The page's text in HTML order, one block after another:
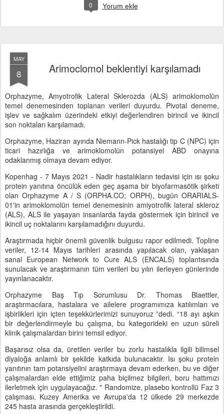
0 Yorum ekle
MAY
8 Arimoclomol beklentiyi karşılamadı
Orphazyme, Amyotrofik Lateral Sklerozda (ALS) arimoklomolün
temel denemesinden toplanan verileri duyurdu. Pivotal deneme,
işlev ve sağkalım üzerindeki etkiyi değerlendiren birincil ve ikincil
son noktaları karşılamadı.
Orphazyme, Haziran ayında Niemann-Pick hastalığı tip C (NPC) için
ticari hazırlığa ve arimoklomolün potansiyel ABD onayına
odaklanmış olmaya devam ediyor.
Kopenhag - 7 Mayıs 2021 - Nadir hastalıkların tedavisi için ısı şoku
protein yanıtına öncülük eden geç aşama bir biyofarmasötik şirketi
olan Orphazyme A / S (ORPHA.CO; ORPH), bugün ORARIALS-
01'in arimoklomolün temel denemesinin amiyotrofik lateral skleroz
(ALS), ALS ile yaşayan insanlarda fayda göstermek için birincil ve
ikincil uç noktalarını karşılamadığını duyurdu.
Araştırmada hiçbir önemli güvenlik bulgusu rapor edilmedi. Topline
veriler, 12-14 Mayıs tarihleri ​​arasında yapılacak olan, yaklaşan
sanal European Network to Cure ALS (ENCALS) toplantısında
sunulacak ve araştırmanın tüm verileri bu yılın ilerleyen günlerinde
yayınlanacaktır.
Orphazyme Baş Tıp Sorumlusu Dr. Thomas Blaettler,
araştırmacılara, hastalara ve ailelere programımıza katılımları ve
işbirlikleri için içten teşekkürlerimizi sunuyoruz ”dedi. “18 ayı aşkın
bir değerlendirmeyle bu çalışma, bu kategorideki en uzun süreli
klinik çalışmalardan birini temsil ediyor.
Başarısız olsa da, üretilen veriler bu zorlu hastalıkla ilgili bilimsel
diyaloğa anlamlı bir şekilde katkıda bulunacaktır. Isı şoku protein
yanıtının tam potansiyelini araştırmaya devam ederken, bu ve diğer
çalışmalardan elde ettiğimiz paha biçilmez bilgileri, boru hattımızı
ilerletmek için uygulayacağız. " Randomize, plasebo kontrollü Faz 3
çalışması, Kuzey Amerika ve Avrupa'da 12 ülkede 29 merkezde
245 hasta arasında gerçekleştirildi.